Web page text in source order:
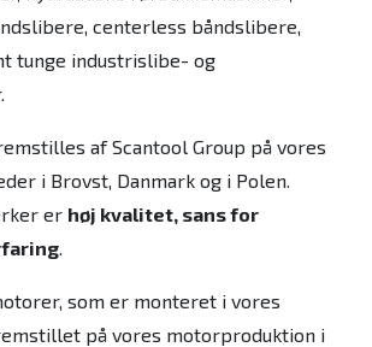
centerless båndslibere,
tunge industrislibe- og
af Scantool Group på vores
i Brovst, Danmark og i Polen.
er høj kvalitet, sans for
.
som er monteret i vores
på vores motorproduktion i